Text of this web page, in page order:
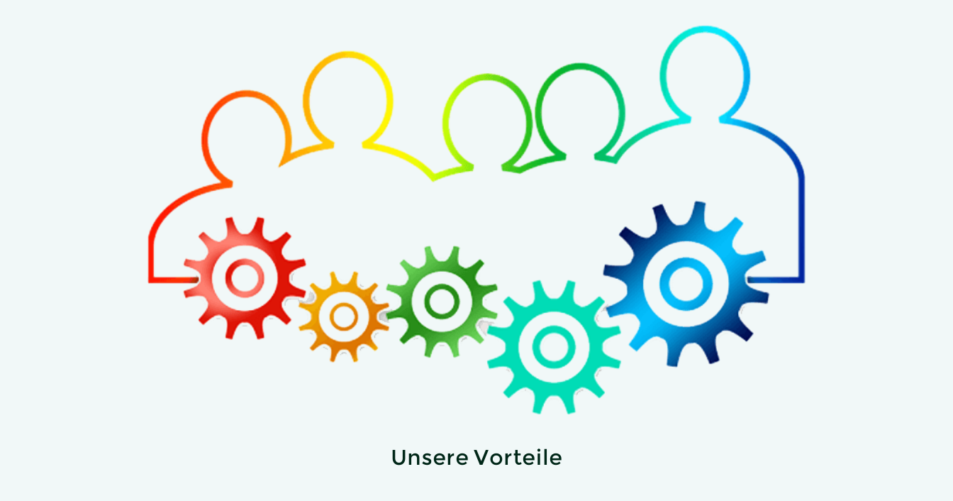
Unsere Vorteile